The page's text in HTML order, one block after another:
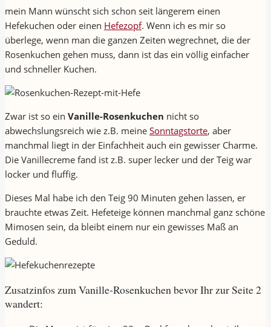
mein Mann wünscht sich schon seit längerem einen
Hefekuchen oder einen Hefezopf. Wenn ich es mir so
überlege, wenn man die ganzen Zeiten wegrechnet, die der
Rosenkuchen gehen muss, dann ist das ein völlig einfacher
und schneller Kuchen.
Zwar ist so ein Vanille-Rosenkuchen nicht so
abwechslungsreich wie z.B. meine Sonntagstorte, aber
manchmal liegt in der Einfachheit auch ein gewisser Charme.
Die Vanillecreme fand ist z.B. super lecker und der Teig war
locker und fluffig.
Dieses Mal habe ich den Teig 90 Minuten gehen lassen, er
brauchte etwas Zeit. Hefeteige können manchmal ganz schöne
Mimosen sein, da bleibt einem nur ein gewisses Maß an
Geduld.
Zusatzinfos zum Vanille-Rosenkuchen bevor Ihr zur Seite 2
wandert: